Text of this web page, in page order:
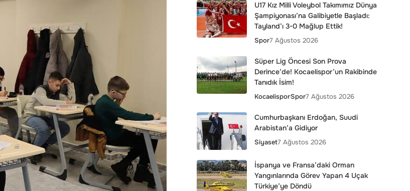
U17 Kız Milli Voleybol Takımımız Dünya
Şampiyonası’na Galibiyetle Başladı:
Tayland’ı 3-0 Mağlup Ettik!
Spor7 Ağustos 2026
Süper Lig Öncesi Son Prova
Derince’de! Kocaelispor’un Rakibinde
Tanıdık İsim!
KocaelisporSpor7 Ağustos 2026
Cumhurbaşkanı Erdoğan, Suudi
Arabistan’a Gidiyor
Siyaset7 Ağustos 2026
İspanya ve Fransa’daki Orman
Yangınlarında Görev Yapan 4 Uçak
Türkiye’ye Döndü